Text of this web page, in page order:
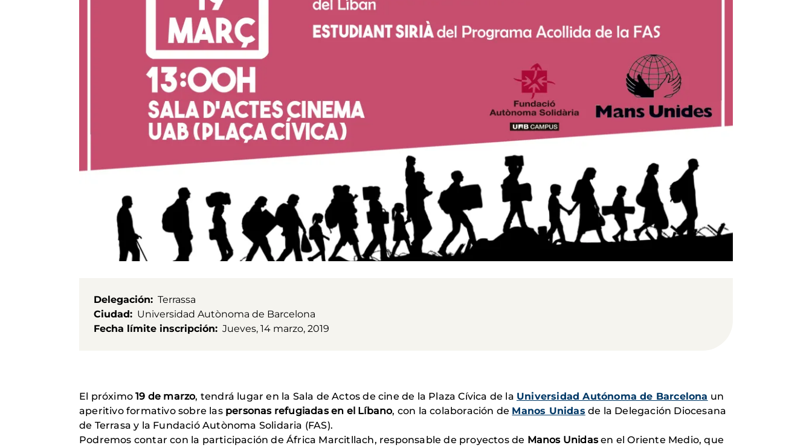
Delegación
Terrassa
Ciudad
Universidad Autònoma de Barcelona
Fecha límite inscripción
Jueves, 14 marzo, 2019
El próximo19 de marzo, tendrá lugar en la Sala de Actos de cine de la Plaza Cívica de la Universidad Autónoma de Barcelona un
aperitivo formativo sobre las personas refugiadas en el Líbano, con la colaboración de Manos Unidas de la Delegación Diocesana
de Terrasa y la Fundació Autònoma Solidaria (FAS).
Podremos contar con la participación de África Marcitllach, responsable de proyectos de Manos Unidasen el Oriente Medio, que